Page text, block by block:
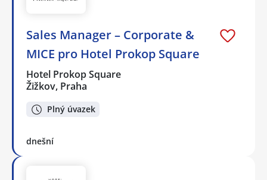
Sales Manager – Corporate &
MICE pro Hotel Prokop Square
Hotel Prokop Square
Žižkov, Praha
Plný úvazek
dnešní